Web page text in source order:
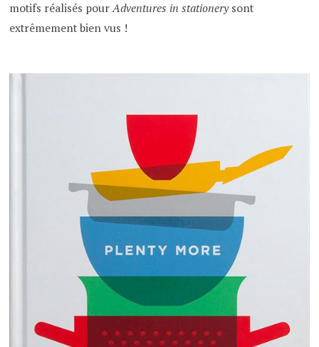
motifs réalisés pourAdventures in stationerysont
extrêmement bien vus !